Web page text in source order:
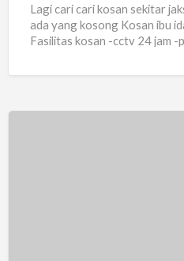
Lagi cari cari kosan sekitar
ada yang kosong Kosan ibu
Fasilitas kosan -cctv 24 jam